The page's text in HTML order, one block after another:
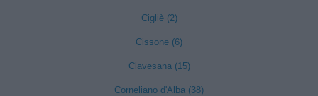
Cigliè (2)
Cissone (6)
Clavesana (15)
Corneliano d'Alba (38)